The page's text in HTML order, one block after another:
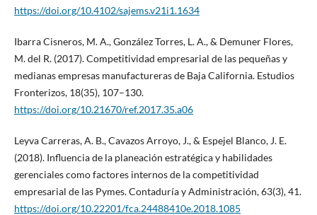
https://doi.org/10.4102/sajems.v21i1.1634
Ibarra Cisneros, M. A., González Torres, L. A., & Demuner Flores,
M. del R. (2017). Competitividad empresarial de las pequeñas y
medianas empresas manufactureras de Baja California. Estudios
Fronterizos, 18(35), 107–130.
https://doi.org/10.21670/ref.2017.35.a06
Leyva Carreras, A. B., Cavazos Arroyo, J., & Espejel Blanco, J. E.
(2018). Influencia de la planeación estratégica y habilidades
gerenciales como factores internos de la competitividad
empresarial de las Pymes. Contaduría y Administración, 63(3), 41.
https://doi.org/10.22201/fca.24488410e.2018.1085